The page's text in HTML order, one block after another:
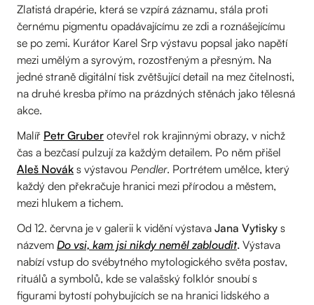
Zlatistá drapérie, která se vzpírá záznamu, stála proti
černému pigmentu opadávajícímu ze zdi a roznášejícímu
se po zemi. Kurátor Karel Srp výstavu popsal jako napětí
mezi umělým a syrovým, rozostřeným a přesným. Na
jedné straně digitální tisk zvětšující detail na mez čitelnosti,
na druhé kresba přímo na prázdných stěnách jako tělesná
akce.
Malíř Petr Gruber otevřel rok krajinnými obrazy, v nichž
čas a bezčasí pulzují za každým detailem. Po něm přišel
Aleš Novák s výstavou Pendler. Portrétem umělce, který
každý den překračuje hranici mezi přírodou a městem,
mezi hlukem a tichem.
Od 12. června je v galerii k vidění výstava Jana Vytisky s
názvem Do vsi, kam jsi nikdy neměl zabloudit. Výstava
nabízí vstup do svébytného mytologického světa postav,
rituálů a symbolů, kde se valašský folklór snoubí s
figurami bytostí pohybujících se na hranici lidského a